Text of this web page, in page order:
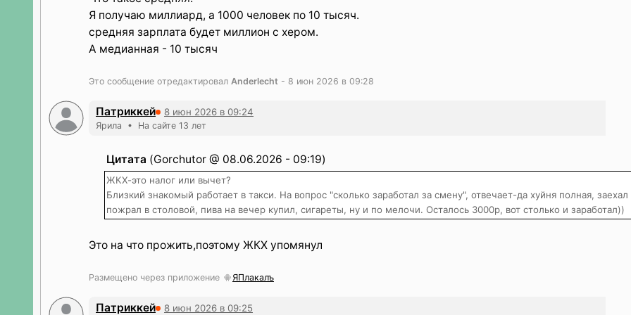
Я получаю миллиард, а 1000 человек по 10 тысяч.
средняя зарплата будет миллион с хером.
А медианная - 10 тысяч
Это сообщение отредактировал Anderlecht - 8 июн 2026 в 09:28
Патриккей 8 июн 2026 в 09:24
Ярила • На сайте 13 лет
Цитата (Gorchutor @ 08.06.2026 - 09:19)
ЖКХ-это налог или вычет?
Близкий знакомый работает в такси. На вопрос "сколько заработал за смену", отвечает-да хуйня полная, заехал
пожрал в столовой, пива на вечер купил, сигареты, ну и по мелочи. Осталось 3000р, вот столько и заработал))
Это на что прожить,поэтому ЖКХ упомянул
Размещено через приложение ЯПлакалъ
Патриккей 8 июн 2026 в 09:25